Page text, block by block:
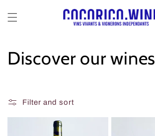
content
C
l
l
Discover our wines
Filter and sort